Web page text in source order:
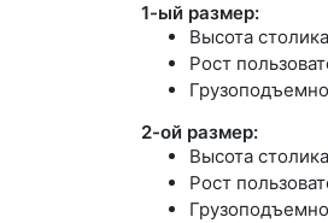
1-ый размер:
Высота
Рост
2-ой размер:
Высота
Рост